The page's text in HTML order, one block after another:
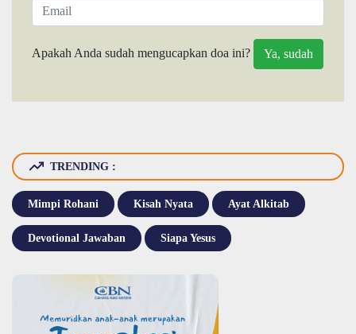
Apakah Anda sudah mengucapkan doa ini?
TRENDING :
Mimpi Rohani Kisah Nyata Ayat Alkitab
Devotional Jawaban Siapa Yesus